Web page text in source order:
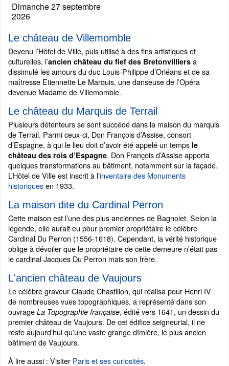
Dimanche 27 septembre
2026
Le château de Villemomble
Devenu l’Hôtel de Ville, puis utilisé à des fins artistiques et
culturelles, l’ancien château du fief des Bretonvilliers a
dissimulé les amours du duc Louis-Philippe d’Orléans et de sa
maîtresse Etiennette Le Marquis, une danseuse de l’Opéra
devenue Madame de Villemomble.
Le château du Marquis de Terrail
Plusieurs détenteurs se sont succédé dans la maison du marquis
de Terrail. Parmi ceux-ci, Don François d’Assise, consort
d’Espagne, à qui le lieu doit d’avoir été appelé un temps le
château des rois d’Espagne. Don François d’Assise apporta
quelques transformations au bâtiment, notamment sur la façade.
L’Hôtel de Ville est inscrit à l’inventaire des Monuments
historiquesen 1933.
La maison dite du Cardinal Perron
Cette maison est l’une des plus anciennes de Bagnolet. Selon la
légende, elle aurait eu pour premier propriétaire le célèbre
Cardinal Du Perron (1556-1618). Cependant, la vérité historique
oblige à dévoiler que le propriétaire de cette demeure n’était pas
le cardinal Jacques Du Perron mais son frère.
L'ancien château de Vaujours
Le célèbre graveur Claude Chastillon, qui réalisa pour Henri IV
de nombreuses vues topographiques, a représenté dans son
ouvrage La Topographie française, édité vers 1641, un dessin du
premier château de Vaujours. De cet édifice seigneurial, il ne
reste aujourd’hui qu’une vaste grange dîmière, le plus ancien
bâtiment de Vaujours.
À lire aussi : Visiter Paris et ses curiosités.